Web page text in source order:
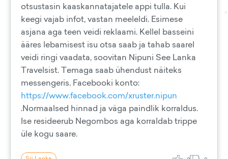
otsustasin kaaskannatajatele appi tulla. Kui
keegi vajab infot, vastan meeleldi. Esimese
asjana aga teen veidi reklaami. Kellel basseini
ääres lebamisest isu otsa saab ja tahab saarel
veidi ringi vaadata, soovitan Nipuni See Lanka
Travelsist. Temaga saab ühendust näiteks
messengeris. Facebooki konto:
https://www.facebook.com/xruster.nipun
.Normaalsed hinnad ja väga paindlik korraldus.
Ise resideerub Negombos aga korraldab trippe
üle kogu saare.